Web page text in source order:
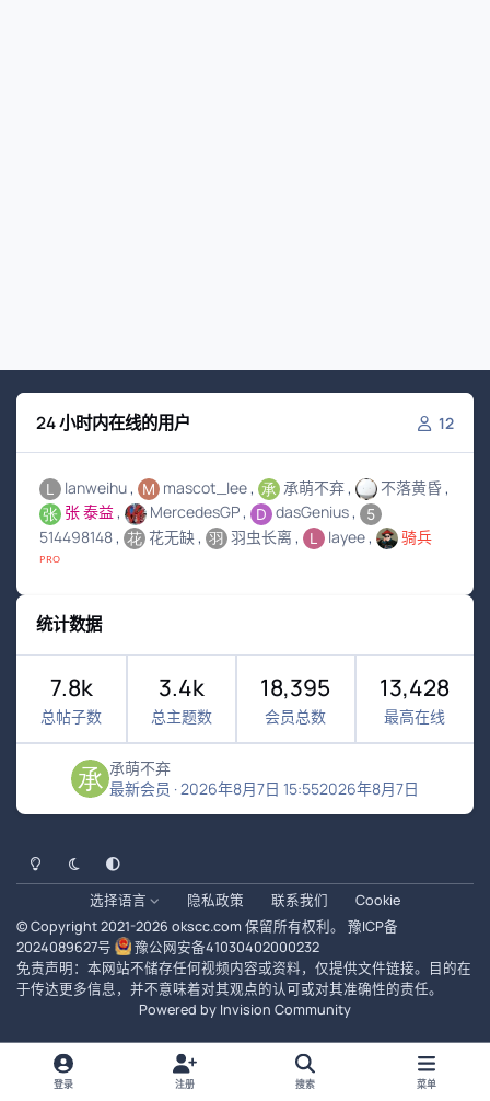
24 小时内在线的用户 12
lanweihu mascot_lee 承萌不弃
不落黄昏
张 泰益
MercedesGP
dasGenius
514498148
花无缺 羽虫长离 layee
骑兵
ᴾᴿᴼ
统计数据
7.8k
总帖子数
3.4k
总主题数
18,395
会员总数
13,428
最高在线
承萌不弃
最新会员 ·2026年8月7日 15:552026年8月7日
浅色模式黑暗模式系统偏好
选择语言 隐私政策 联系我们
Cookie
© Copyright 2021-2026 okscc.com 保留所有权利。 豫ICP备
2024089627号
豫公网安备41030402000232
免责声明：本网站不储存任何视频内容或资料，仅提供文件链接。目的在
于传达更多信息，并不意味着对其观点的认可或对其准确性的责任。
Powered by Invision Community
登录 注册 搜索 菜单